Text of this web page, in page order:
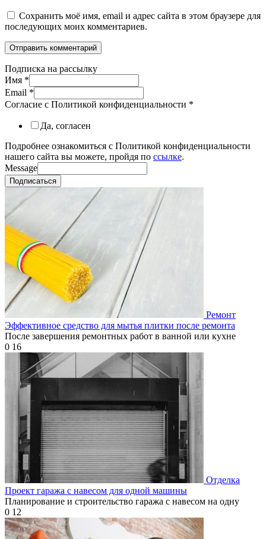
Сохранить моё имя, email и адрес сайта в этом браузере для
последующих моих комментариев.
Подписка на рассылку
Имя *
Email *
Согласие с Политикой конфиденциальности *
Да, согласен
Подробнее ознакомиться с Политикой конфиденциальности
нашего сайта вы можете, пройдя по ссылке.
Message
Подписаться
Ремонт
Эффективное средство для мытья плитки после ремонта
После завершения ремонтных работ в ванной или кухне
0 16
Отделка
Проект гаража с навесом для одной машины
Планирование и строительство гаража с навесом на одну
0 12